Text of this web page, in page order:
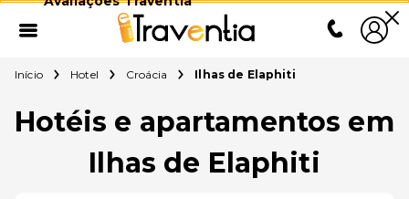
Início Hotel Croácia Ilhas de Elaphiti
Hotéis e apartamentos em
Ilhas de Elaphiti